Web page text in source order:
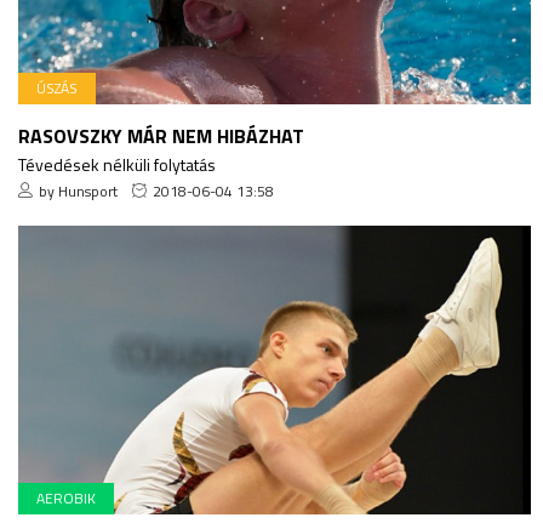
ÚSZÁS
RASOVSZKY MÁR NEM HIBÁZHAT
Tévedések nélküli folytatás
by Hunsport 2018-06-04 13:58
AEROBIK